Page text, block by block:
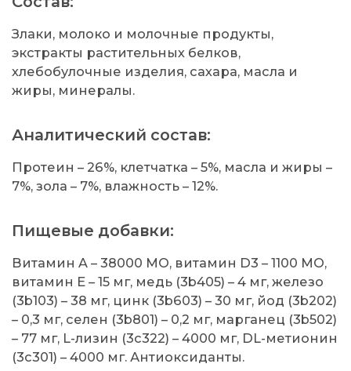
Злаки, молоко и молочные продукты,
экстракты растительных белков,
хлебобулочные изделия, сахара, масла и
жиры, минералы.
Аналитический состав:
Протеин – 26%, клетчатка – 5%, масла и жиры –
7%, зола – 7%, влажность – 12%.
Пищевые добавки:
Витамин A – 38000 MO, витамин D3 – 1100 MO,
витамин E – 15 мг, медь (3b405) – 4 мг, железо
(3b103) – 38 мг, цинк (3b603) – 30 мг, йод (3b202)
– 0,3 мг, селен (3b801) – 0,2 мг, марганец (3b502)
– 77 мг, L-лизин (3c322) – 4000 мг, DL-метионин
(3c301) – 4000 мг. Антиоксиданты.